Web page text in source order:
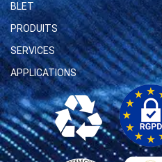
BLET
PRODUITS
SERVICES
APPLICATIONS